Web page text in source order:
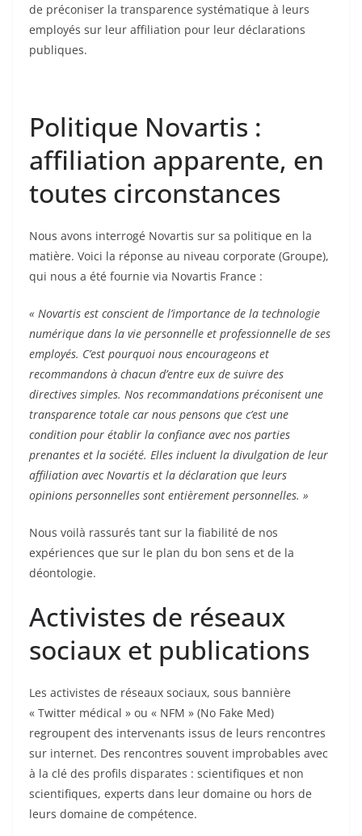
de préconiser la transparence systématique à leurs
employés sur leur affiliation pour leur déclarations
publiques.
Politique Novartis :
affiliation apparente, en
toutes circonstances
Nous avons interrogé Novartis sur sa politique en la
matière. Voici la réponse au niveau corporate (Groupe),
qui nous a été fournie via Novartis France :
« Novartis est conscient de l’importance de la technologie
numérique dans la vie personnelle et professionnelle de ses
employés. C’est pourquoi nous encourageons et
recommandons à chacun d’entre eux de suivre des
directives simples. Nos recommandations préconisent une
transparence totale car nous pensons que c’est une
condition pour établir la confiance avec nos parties
prenantes et la société. Elles incluent la divulgation de leur
affiliation avec Novartis et la déclaration que leurs
opinions personnelles sont entièrement personnelles. »
Nous voilà rassurés tant sur la fiabilité de nos
expériences que sur le plan du bon sens et de la
déontologie.
Activistes de réseaux
sociaux et publications
Les activistes de réseaux sociaux, sous bannière
« Twitter médical » ou « NFM » (No Fake Med)
regroupent des intervenants issus de leurs rencontres
sur internet. Des rencontres souvent improbables avec
à la clé des profils disparates : scientifiques et non
scientifiques, experts dans leur domaine ou hors de
leurs domaine de compétence.